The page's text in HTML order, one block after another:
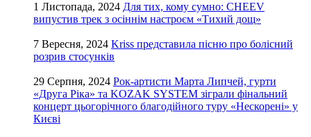
1 Листопада, 2024 Для тих, кому сумно: CHEEV
випустив трек з осіннім настроєм «Тихий дощ»
7 Вересня, 2024 Kriss представила пісню про болісний
розрив стосунків
29 Серпня, 2024 Рок-артисти Марта Липчей, гурти
«Друга Ріка» та KOZAK SYSTEM зіграли фінальний
концерт цьогорічного благодійного туру «Нескорені» у
Києві